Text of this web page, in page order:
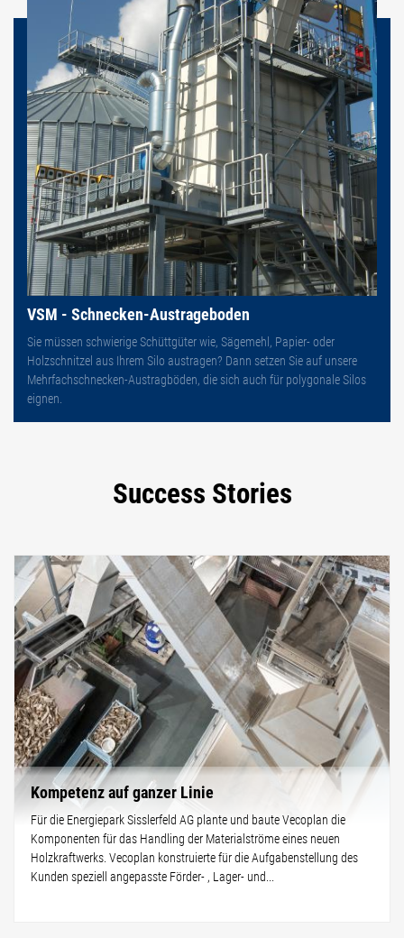
VSM - Schnecken-Austrageboden
Sie müssen schwierige Schüttgüter wie, Sägemehl, Papier- oder
Holzschnitzel aus Ihrem Silo austragen? Dann setzen Sie auf unsere
Mehrfachschnecken-Austragböden, die sich auch für polygonale Silos
eignen.
Success Stories
Kompetenz auf ganzer Linie
Für die Energiepark Sisslerfeld AG plante und baute Vecoplan die
Komponenten für das Handling der Materialströme eines neuen
Holzkraftwerks. Vecoplan konstruierte für die Aufgabenstellung des
Kunden speziell angepasste Förder- , Lager- und...